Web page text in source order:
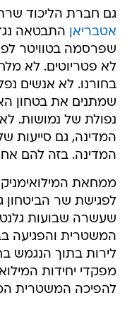
גם חברת הליכוד
אטבריאן
התבטאה
שפרסמה בטוויטר
לא פטריוטים. לא
בחורנו. לא אנשים
שמתנים את בטחון
נפולת של נמושות.
המדינה, גם סייעות
המדינה. בזה להם
ממחאת
לפגישת שר הביטחון
שעשרה שבועות גלנט
המשטרית והפגיעה
לירות בתוך הנגמש
מפקדי יחידות
להפיכה המשטרית